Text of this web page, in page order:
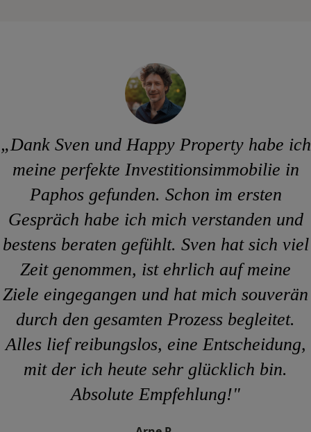
„Dank Sven und Happy Property habe ich
meine perfekte Investitionsimmobilie in
Paphos gefunden. Schon im ersten
Gespräch habe ich mich verstanden und
bestens beraten gefühlt. Sven hat sich viel
Zeit genommen, ist ehrlich auf meine
Ziele eingegangen und hat mich souverän
durch den gesamten Prozess begleitet.
Alles lief reibungslos, eine Entscheidung,
mit der ich heute sehr glücklich bin.
Absolute Empfehlung!"